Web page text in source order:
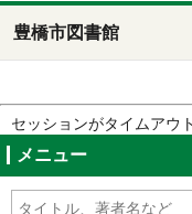
豊橋市図書館
セッションがタイムアウ
メニュー